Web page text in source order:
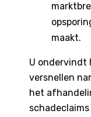
maakt.
U ondervindt
versnellen
het